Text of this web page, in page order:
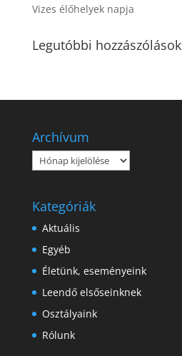
Vizes élőhelyek napja
Legutóbbi hozzászólások
Archívum
Archívum
Kategóriák
Aktuális
Egyéb
Életünk, eseményeink
Leendő elsőseinknek
Osztályaink
Rólunk